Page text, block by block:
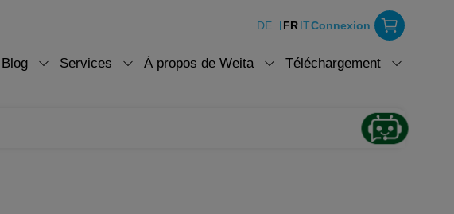
DE FRITConnexion
Blog Services À propos de Weita Téléchargement